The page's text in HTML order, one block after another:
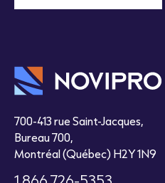
700-413 rue Saint-Jacques,
Bureau 700,
Montréal (Québec) H2Y 1N9